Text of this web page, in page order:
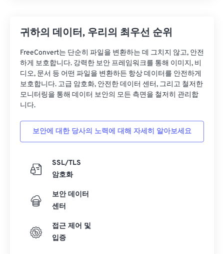
귀하의 데이터, 우리의 최우선 순위
FreeConvert는 단순히 파일을 변환하는 데 그치지 않고, 안전
하게 보호합니다. 강력한 보안 프레임워크를 통해 이미지, 비
디오, 문서 등 어떤 파일을 변환하든 항상 데이터를 안전하게
보호합니다. 고급 암호화, 안전한 데이터 센터, 그리고 철저한
모니터링을 통해 데이터 보안의 모든 측면을 철저히 관리합
니다.
보안에 대한 당사의 노력에 대해 자세히 알아보세요
SSL/TLS
암호화
보안 데이터
센터
접근 제어 및
입증